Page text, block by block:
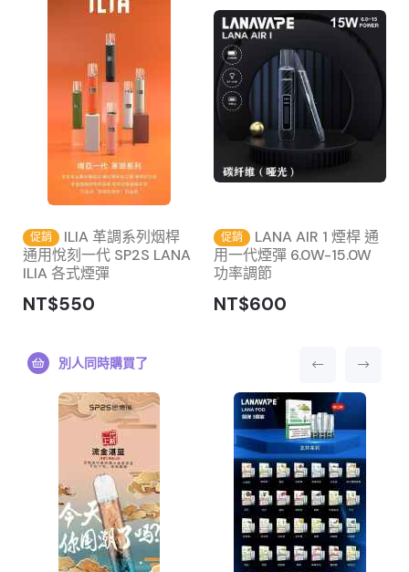
促銷
ILIA 革調系列烟桿
通用悅刻一代 SP2S LANA
ILIA 各式煙彈
NT$550
促銷
LANA AIR 1 煙桿 通
用一代煙彈 6.0W-15.0W
功率調節
NT$600
別人同時購買了